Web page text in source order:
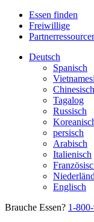
Essen finden
Freiwillige
Deutsch
Spanisch
Chinesisch
Tagalog
Russisch
persisch
Arabisch
Italienisch
Englisch
Brauche Essen? 1-